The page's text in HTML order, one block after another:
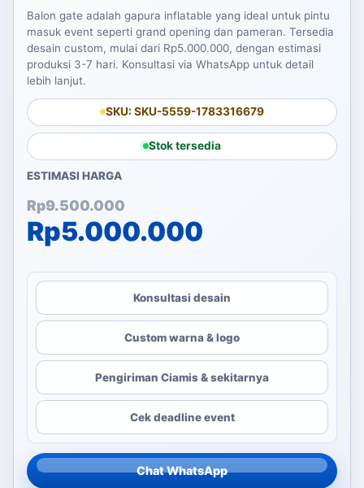
Balon gate adalah gapura inflatable yang ideal untuk pintu
masuk event seperti grand opening dan pameran. Tersedia
desain custom, mulai dari Rp5.000.000, dengan estimasi
produksi 3-7 hari. Konsultasi via WhatsApp untuk detail
lebih lanjut.
SKU: SKU-5559-1783316679
Stok tersedia
ESTIMASI HARGA
Rp9.500.000
Harga aslinya adalah:
Rp5.000.000
Harga saat ini adalah:
Konsultasi desain
Custom warna & logo
Pengiriman Ciamis & sekitarnya
Cek deadline event
Chat WhatsApp